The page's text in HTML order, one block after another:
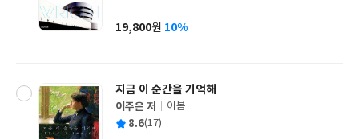
사
가
19,800원 10%
지금 이 순간을 기억해
글
쓴
이주은 저
출
이봄
평 8.6(17)